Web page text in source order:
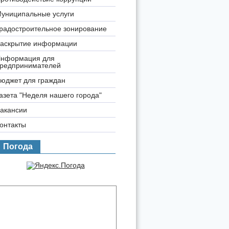
услуги
зонирование
информации
для
для граждан
"Неделя нашего города"
Погода